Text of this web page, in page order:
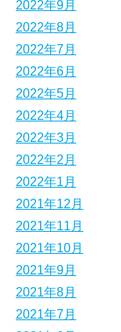
2022年9月
2022年8月
2022年7月
2022年6月
2022年5月
2022年4月
2022年3月
2022年2月
2022年1月
2021年12月
2021年11月
2021年10月
2021年9月
2021年8月
2021年7月